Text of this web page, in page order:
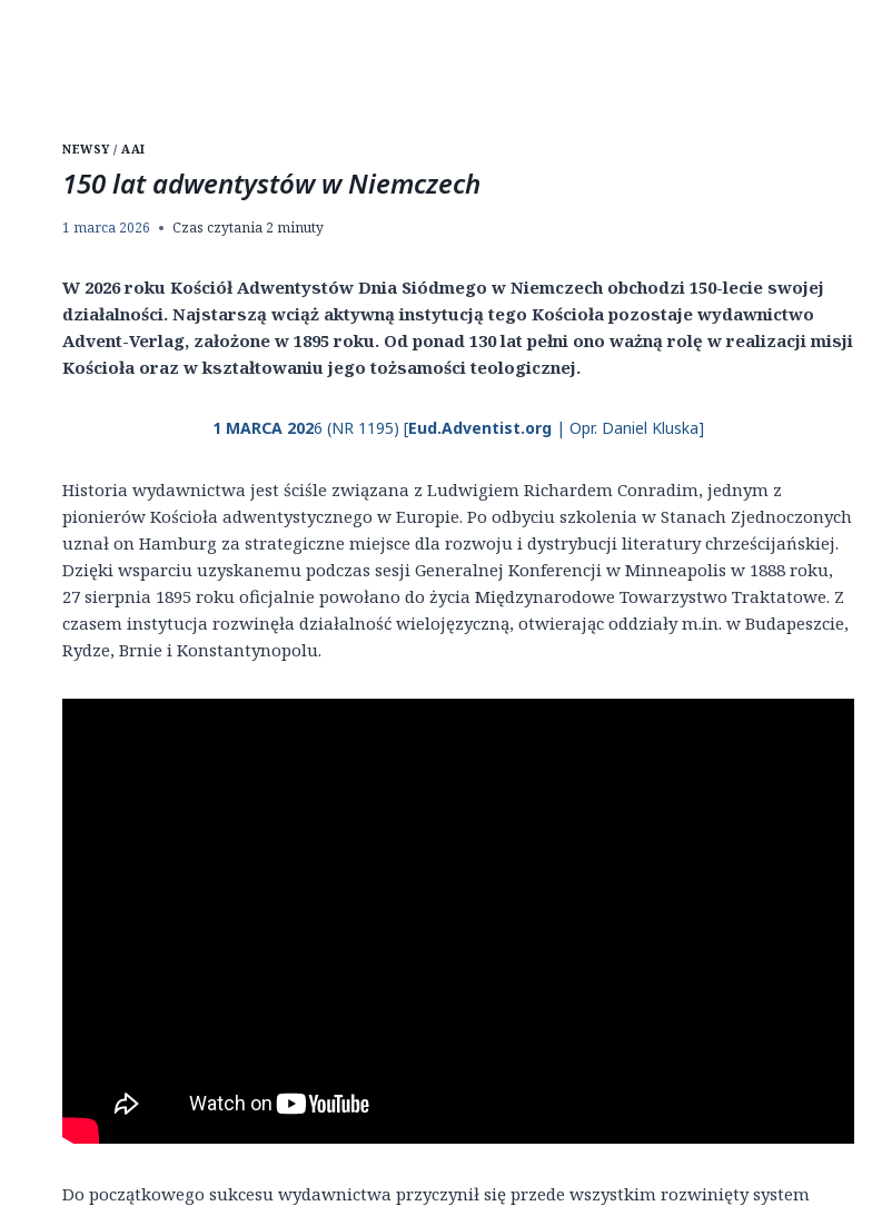
NEWSY / AAI
150 lat adwentystów w Niemczech
1 marca 2026 Czas czytania 2 minuty
W 2026 roku Kościół Adwentystów Dnia Siódmego w Niemczech obchodzi 150-lecie swojej
działalności. Najstarszą wciąż aktywną instytucją tego Kościoła pozostaje wydawnictwo
Advent-Verlag, założone w 1895 roku. Od ponad 130 lat pełni ono ważną rolę w realizacji misji
Kościoła oraz w kształtowaniu jego tożsamości teologicznej.
1 MARCA 2026 (NR 1195) [Eud.Adventist.org| Opr. Daniel Kluska]
Historia wydawnictwa jest ściśle związana z Ludwigiem Richardem Conradim, jednym z
pionierów Kościoła adwentystycznego w Europie. Po odbyciu szkolenia w Stanach Zjednoczonych
uznał on Hamburg za strategiczne miejsce dla rozwoju i dystrybucji literatury chrześcijańskiej.
Dzięki wsparciu uzyskanemu podczas sesji Generalnej Konferencji w Minneapolis w 1888 roku,
27 sierpnia 1895 roku oficjalnie powołano do życia Międzynarodowe Towarzystwo Traktatowe. Z
czasem instytucja rozwinęła działalność wielojęzyczną, otwierając oddziały m.in. w Budapeszcie,
Rydze, Brnie i Konstantynopolu.
Do początkowego sukcesu wydawnictwa przyczynił się przede wszystkim rozwinięty system